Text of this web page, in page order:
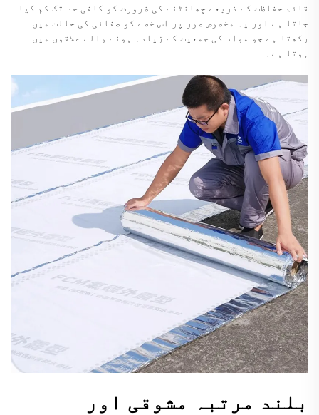
قائم حفاظت کے ذریعے چھانٹنے کی ضرورت کو کافی حد تک کم کیا
جاتا ہے اور یہ مخصوص طور پر اس خطے کو صفائی کی حالت میں
رکھتا ہے جو مواد کی جمعیت کے زیادہ ہونے والے علاقوں میں
ہوتا ہے۔
بلند مرتبہ مشوقی اور